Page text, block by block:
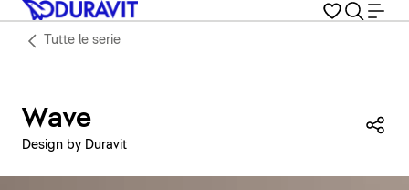
Tutte le serie
Wave
Design by Duravit